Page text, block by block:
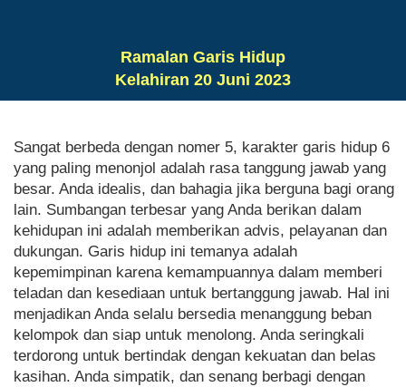
Ramalan Garis Hidup
Kelahiran 20 Juni 2023
Sangat berbeda dengan nomer 5, karakter garis hidup 6
yang paling menonjol adalah rasa tanggung jawab yang
besar. Anda idealis, dan bahagia jika berguna bagi orang
lain. Sumbangan terbesar yang Anda berikan dalam
kehidupan ini adalah memberikan advis, pelayanan dan
dukungan. Garis hidup ini temanya adalah
kepemimpinan karena kemampuannya dalam memberi
teladan dan kesediaan untuk bertanggung jawab. Hal ini
menjadikan Anda selalu bersedia menanggung beban
kelompok dan siap untuk menolong. Anda seringkali
terdorong untuk bertindak dengan kekuatan dan belas
kasihan. Anda simpatik, dan senang berbagi dengan